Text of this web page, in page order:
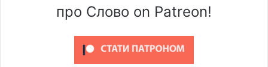
про Слово on Patreon!